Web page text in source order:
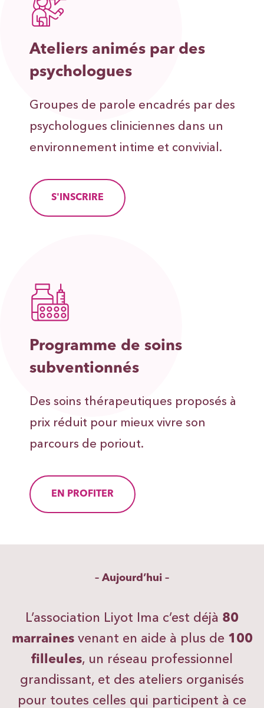
Ateliers animés par des
psychologues
Groupes de parole encadrés par des
psychologues cliniciennes dans un
environnement intime et convivial.
S'INSCRIRE
Programme de soins
subventionnés
Des soins thérapeutiques proposés à
prix réduit pour mieux vivre son
parcours de poriout.
EN PROFITER
– Aujourd’hui –
L’association Liyot Ima c’est déjà 80
marrainesvenant en aide à plus de 100
filleules, un réseau professionnel
grandissant, et des ateliers organisés
pour toutes celles qui participent à ce